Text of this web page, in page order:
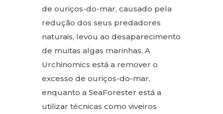
de ouriços-do-mar, causado pela
redução dos seus predadores
naturais, levou ao desaparecimento
de muitas algas marinhas. A
Urchinomics está a remover o
excesso de ouriços-do-mar,
enquanto a SeaForester está a
utilizar técnicas como viveiros